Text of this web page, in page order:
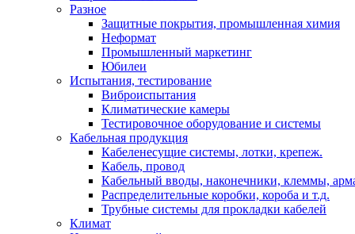
Разное
Защитные покрытия, промышленная химия
Неформат
Промышленный маркетинг
Юбилеи
Испытания, тестирование
Виброиспытания
Климатические камеры
Тестировочное оборудование и системы
Кабельная продукция
Кабеленесущие системы, лотки, крепеж.
Кабель, провод
Кабельный вводы, наконечники, клеммы,
Распределительные коробки, короба и т.д.
Трубные системы для прокладки кабелей
Климат